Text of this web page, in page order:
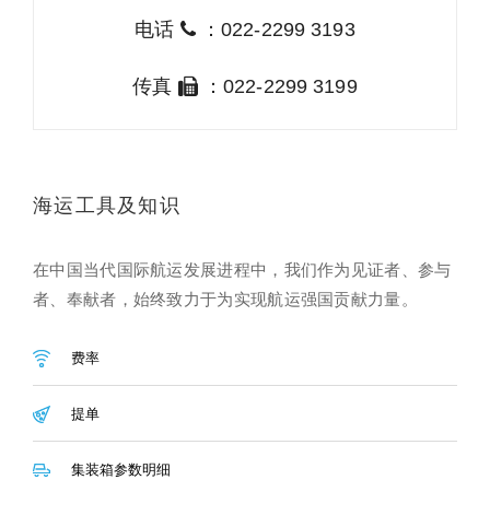
电话 ：022-2299 3193
传真 ：022-2299 3199
海运工具及知识
在中国当代国际航运发展进程中，我们作为见证者、参与
者、奉献者，始终致力于为实现航运强国贡献力量。
费率
提单
集装箱参数明细